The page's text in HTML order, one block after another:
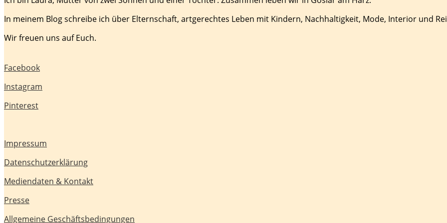
In meinem Blog schreibe ich über Elternschaft, artgerechtes Leben mit Kindern, Nachhaltigkeit, Mode, Interior und
Wir freuen uns auf Euch.
Facebook
Instagram
Pinterest
Impressum
Datenschutzerklärung
Mediendaten & Kontakt
Presse
Allgemeine Geschäftsbedingungen